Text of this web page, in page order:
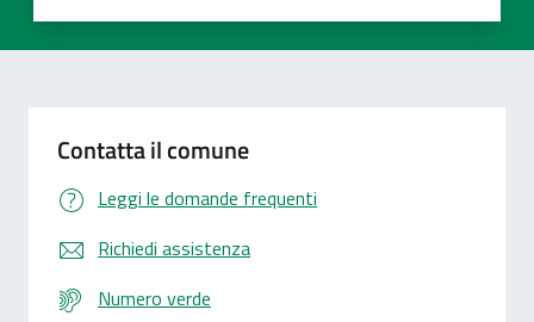
Valuta 5 stelle su 5
Valuta 4 stelle su 5
Valuta 3 stelle su 5
Valuta 2 stelle su 5
Valuta 1 stelle su 5
Contatta il comune
Leggi le domande frequenti
Richiedi assistenza
Numero verde